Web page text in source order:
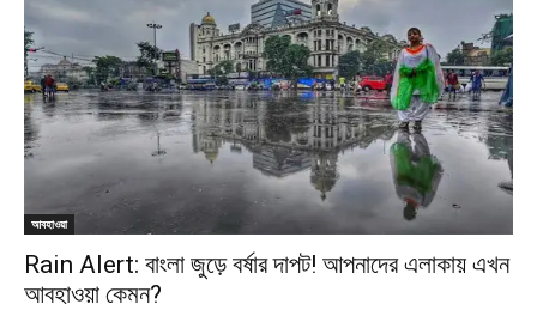
আবহাওয়া
Rain Alert: বাংলা জুড়ে বর্ষার দাপট! আপনাদের এলাকায় এখন
আবহাওয়া কেমন?